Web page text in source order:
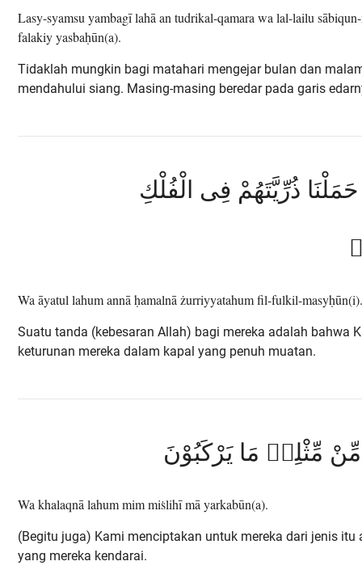
Lasy-syamsu yambagī lahā an tudrikal-qamara wa lal-lailu
falakiy yasbaḥūn(a).
Tidaklah mungkin bagi matahari mengejar bulan dan
mendahului siang. Masing-masing beredar pada garis
حَمَلْنَا ذُرِّيَّتَهُمْ فِى الْفُلْكِ
Wa āyatul lahum annā ḥamalnā żurriyyatahum fil-fulkil-masyḥūn(i).
Suatu tanda (kebesaran Allah) bagi mereka adalah bahwa
keturunan mereka dalam kapal yang penuh muatan.
مِّنْ مِّثْلِهٖ مَا يَرْكَبُوْنَ
Wa khalaqnā lahum mim miṡlihī mā yarkabūn(a).
(Begitu juga) Kami menciptakan untuk mereka dari jenis itu
yang mereka kendarai.